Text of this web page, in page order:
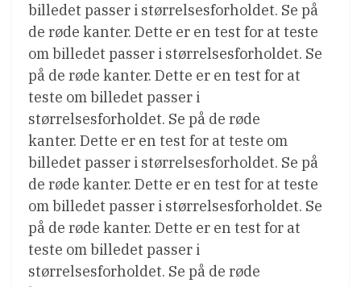
billedet passer i størrelsesforholdet. Se på
de røde kanter. Dette er en test for at teste
om billedet passer i størrelsesforholdet. Se
på de røde kanter. Dette er en test for at
teste om billedet passer i
størrelsesforholdet. Se på de røde
kanter. Dette er en test for at teste om
billedet passer i størrelsesforholdet. Se på
de røde kanter. Dette er en test for at teste
om billedet passer i størrelsesforholdet. Se
på de røde kanter. Dette er en test for at
teste om billedet passer i
størrelsesforholdet. Se på de røde